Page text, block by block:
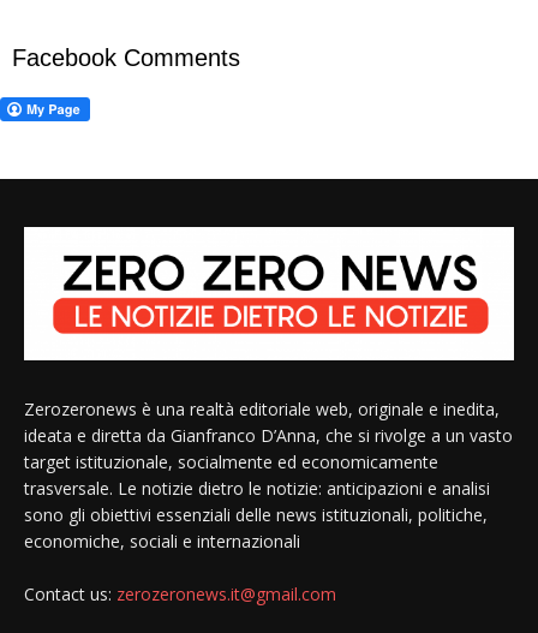
Facebook Comments
Zerozeronews è una realtà editoriale web, originale e inedita,
ideata e diretta da Gianfranco D’Anna, che si rivolge a un vasto
target istituzionale, socialmente ed economicamente
trasversale. Le notizie dietro le notizie: anticipazioni e analisi
sono gli obiettivi essenziali delle news istituzionali, politiche,
economiche, sociali e internazionali
Contact us: zerozeronews.it@gmail.com